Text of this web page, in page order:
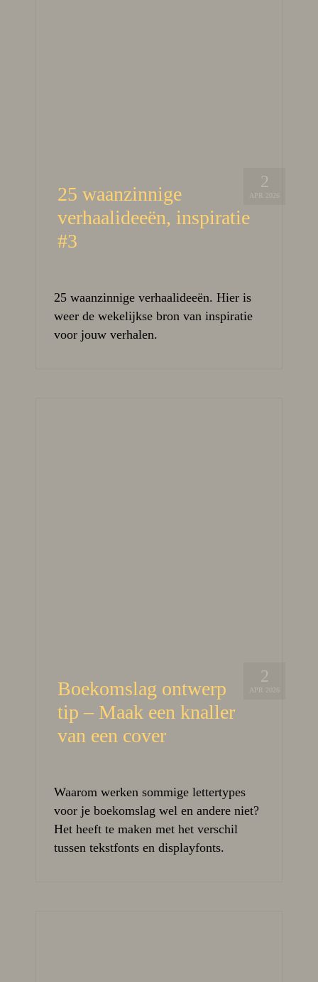
2
APR 2026
25 waanzinnige
verhaalideeën, inspiratie
#3
25 waanzinnige verhaalideeën. Hier is
weer de wekelijkse bron van inspiratie
voor jouw verhalen.
2
APR 2026
Boekomslag ontwerp
tip – Maak een knaller
van een cover
Waarom werken sommige lettertypes
voor je boekomslag wel en andere niet?
Het heeft te maken met het verschil
tussen tekstfonts en displayfonts.